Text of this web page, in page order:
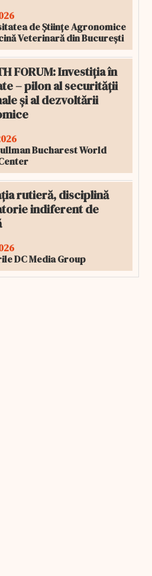
de Științe Agronomice
Veterinară din București
FORUM: Investiția în
– pilon al securității
și al dezvoltării
Bucharest World
rutieră, disciplină
indiferent de
DC Media Group